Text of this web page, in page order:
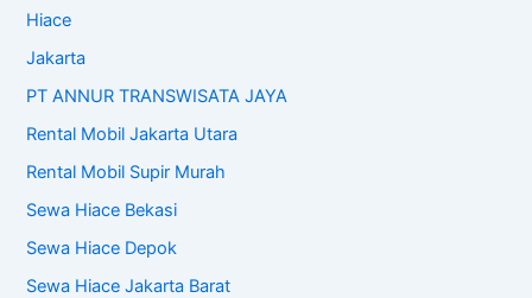
Hiace
Jakarta
PT ANNUR TRANSWISATA JAYA
Rental Mobil Jakarta Utara
Rental Mobil Supir Murah
Sewa Hiace Bekasi
Sewa Hiace Depok
Sewa Hiace Jakarta Barat